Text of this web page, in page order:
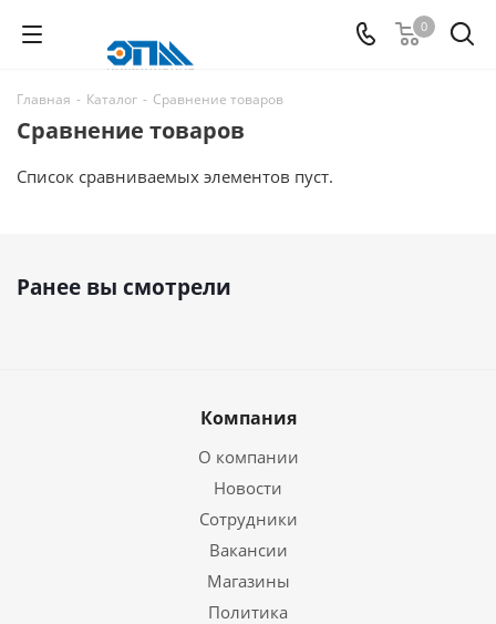
0
Главная - Каталог - Сравнение товаров
Сравнение товаров
Список сравниваемых элементов пуст.
Ранее вы смотрели
Компания
О компании
Новости
Сотрудники
Вакансии
Магазины
Политика